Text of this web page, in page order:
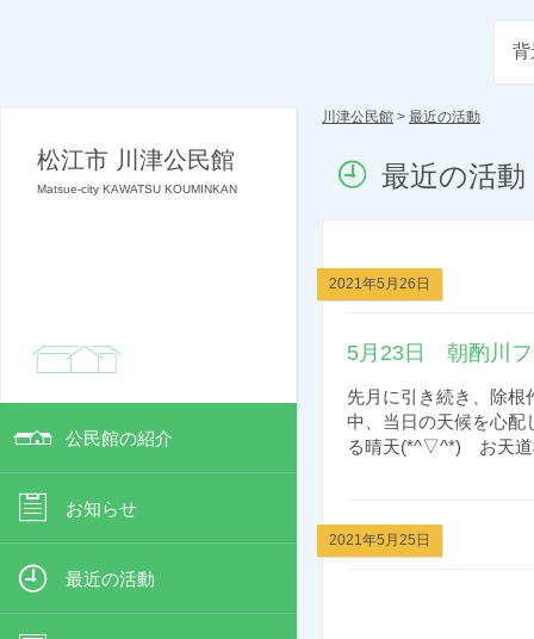
松江市 川津公民館
Matsue-city KAWATSU KOUMINKAN
公民館の紹介
お知らせ
最近の活動
背
川津公民館 > 最近の活動
最近の活動
2021年5月26日
5月23日 朝酌川フ
先月に引き続き、除根
中、当日の天候を心配
る晴天(*^▽^*) お天道
2021年5月25日